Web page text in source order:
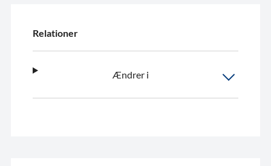
Relationer
Ændrer i